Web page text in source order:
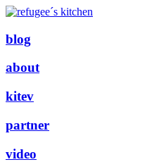
blog
about
kitev
partner
video